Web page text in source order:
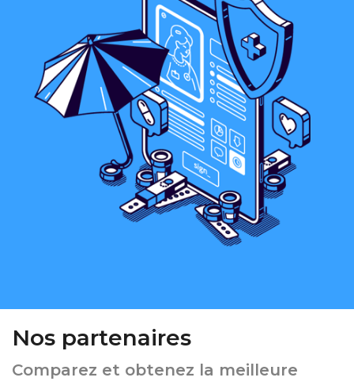
Nos partenaires
Comparez et obtenez la meilleure